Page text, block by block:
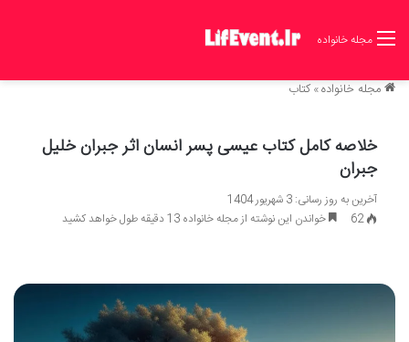
مجله خانواده
مجله خانواده»کتاب
خلاصه کامل کتاب عیسی پسر انسان اثر جبران خلیل
جبران
آخرین به روز رسانی: 3 شهریور 1404
62
خواندن این نوشته از مجله خانواده 13 دقیقه طول خواهد کشید